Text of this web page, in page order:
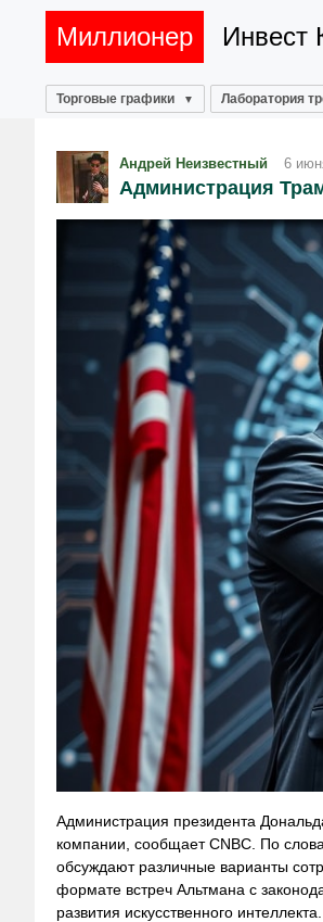
Миллионер Инвест
Торговые графики Лаборатория
Андрей Неизвестный 6
Администрация
Администрация президента
компании, сообщает CNBC. По
обсуждают различные варианты
формате встреч Альтмана с
развития искусственного